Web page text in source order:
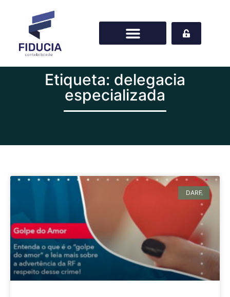
Etiqueta: delegacia
especializada
DARF